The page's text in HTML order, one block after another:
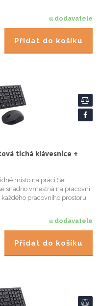
u dodavatele
Přidat do košíku
tichá klávesnice +
místo na práci Set
snadno vmestná na pracovní
pracovního prostoru,
u dodavatele
Přidat do košíku